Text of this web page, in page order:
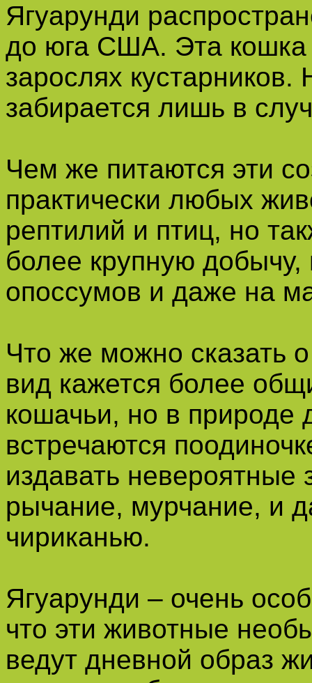
Ягуарунди
до юга США. Эта кошка
зарослях
забирается лишь в
Чем же питаются эти
практически любых
рептилий и птиц, но
более крупную
опоссумов и даже на
Что же можно сказать
вид кажется более
кошачьи, но в природе
встречаются
издавать невероятные
рычание, мурчание, и
чириканью.
Ягуарунди – очень
что эти животные
ведут дневной образ